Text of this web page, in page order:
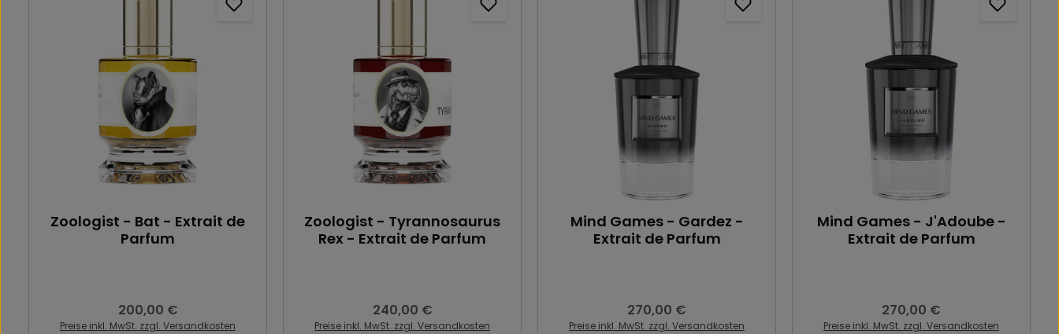
Zoologist - Bat - Extrait de
Parfum
Regulärer Preis:
200,00 €
Preise inkl. MwSt. zzgl. Versandkosten
Zoologist - Tyrannosaurus
Rex - Extrait de Parfum
Regulärer Preis:
240,00 €
Preise inkl. MwSt. zzgl. Versandkosten
Mind Games - Gardez -
Extrait de Parfum
Regulärer Preis:
270,00 €
Preise inkl. MwSt. zzgl. Versandkosten
Mind Games - J'Adoube -
Extrait de Parfum
Regulärer Preis:
270,00 €
Preise inkl. MwSt. zzgl. Versandkosten